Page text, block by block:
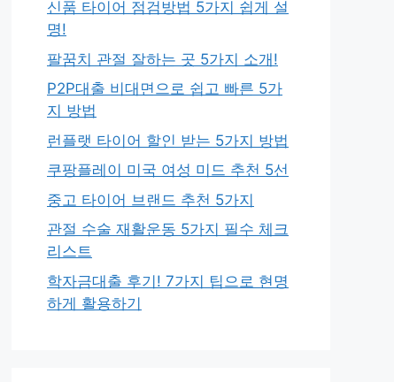
신품 타이어 점검방법 5가지 쉽게 설
명!
팔꿈치 관절 잘하는 곳 5가지 소개!
P2P대출 비대면으로 쉽고 빠른 5가
지 방법
런플랫 타이어 할인 받는 5가지 방법
쿠팡플레이 미국 여성 미드 추천 5선
중고 타이어 브랜드 추천 5가지
관절 수술 재활운동 5가지 필수 체크
리스트
학자금대출 후기! 7가지 팁으로 현명
하게 활용하기